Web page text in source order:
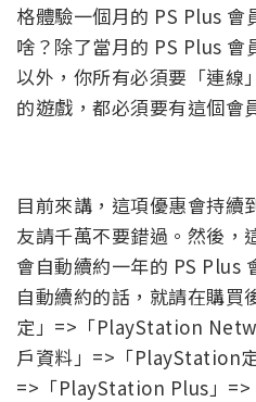
格體驗一個月的 PS Plus 會
啥？除了當月的 PS Plus 會
以外，你所有必須要「連線
的遊戲，都必須要有這個會
目前來講，這項優惠會持續
友請千萬不要錯過。然後，
會自動續約一年的 PS Plus
自動續約的話，就請在購買
定」=>「PlayStation
戶資料」=>「PlayStation定
=>「PlayStation Plus」=>